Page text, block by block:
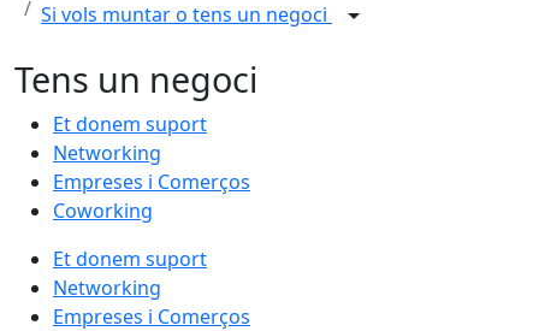
Si vols muntar o tens un negoci
Tens un negoci
Et donem suport
Networking
Empreses i Comerços
Coworking
Et donem suport
Networking
Empreses i Comerços